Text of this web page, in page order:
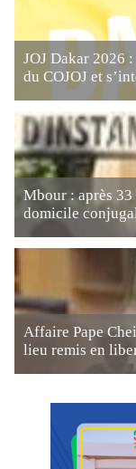
JOJ Dakar 2026
du COJOJ et
Mbour : après
domicile
Affaire Pape
lieu remis en